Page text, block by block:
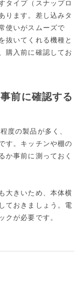
タイプ（スナップロ
ります。差し込みタ
使いがスムーズで
抜いてくれる機種と
購入前に確認してお
前に確認する
の製品が多く、
す。キッチンや棚の
か事前に測っておく
大きいため、本体横
ておきましょう。電
クが必要です。